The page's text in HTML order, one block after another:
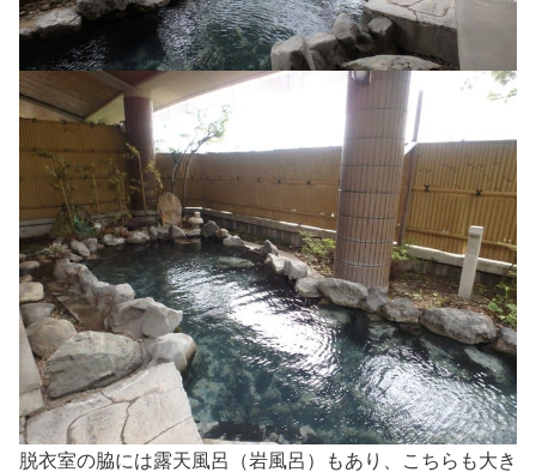
脱衣室の脇には露天風呂（岩風呂）もあり、こちらも大き